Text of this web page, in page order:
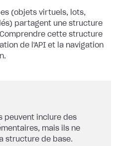
(objets virtuels, lots,
partagent une structure
cette structure
de l'API et la navigation
peuvent inclure des
mais ils ne
structure de base.